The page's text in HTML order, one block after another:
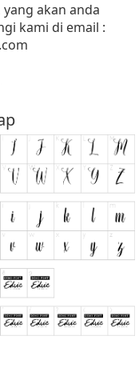
akan anda
kami di email :